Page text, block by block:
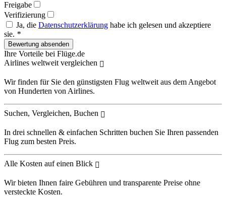
Freigabe
Verifizierung
Ja, die Datenschutzerklärung habe ich gelesen und akzeptiere
sie. *
Ihre Vorteile bei Flüge.de
Airlines weltweit vergleichen
Wir finden für Sie den günstigsten Flug weltweit aus dem Angebot
von Hunderten von Airlines.
Suchen, Vergleichen, Buchen
In drei schnellen & einfachen Schritten buchen Sie Ihren passenden
Flug zum besten Preis.
Alle Kosten auf einen Blick
Wir bieten Ihnen faire Gebühren und transparente Preise ohne
versteckte Kosten.